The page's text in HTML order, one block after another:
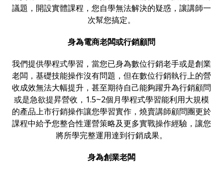
議題，開設實體課程，您自學無法解決的疑惑，讓講師一
次幫您搞定。
身為電商老闆或行銷顧問
我們提供學程式學習，當您已身為數位行銷老手或是創業
老闆，基礎技能操作沒有問題，但在數位行銷執行上的營
收成效無法大幅提升，甚至期待自己能夠躍升為行銷顧問
或是急欲提昇營收，1.5~2個月學程式學習能利用大規模
的產品上市行銷操作讓您學習實作，燒賣講師顧問團更於
課程中給予您整合性運營策略及更多實戰操作經驗，讓您
將所學完整運用達到行銷成果。
身為創業老闆